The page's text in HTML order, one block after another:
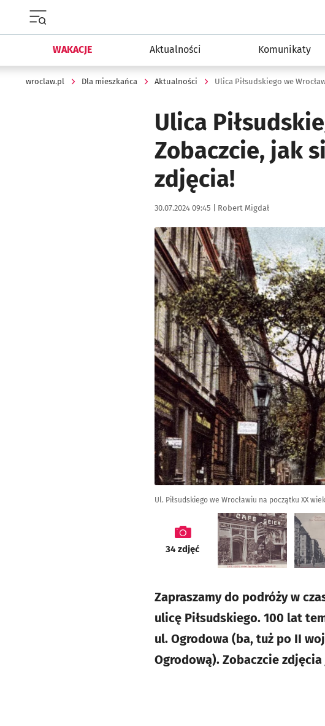
WAKACJE Aktualności Komunikaty
wroclaw.pl Dla mieszkańca Aktualności Ulica Piłsudskiego we
Ulica
Zobaczcie, jak
zdjęcia!
Data publikacji:
30.07.2024 09:45 | Autor:
Robert Migdał
Kliknij, aby zobaczyć galerię
Ul. Piłsudskiego we Wrocławiu na początku XX
galeria
34zdjęć
Zapraszamy do podróży w
ulicę Piłsudskiego. 100 lat
ul. Ogrodowa (ba, tuż po II
Ogrodową). Zobaczcie